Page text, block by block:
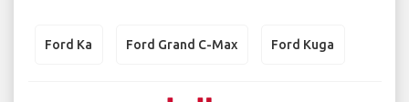
Ford Ka Ford Grand C-Max Ford Kuga